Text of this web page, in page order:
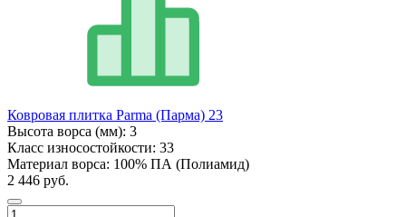
Ковровая плитка Parma (Парма) 23
Высота ворса (мм): 3
Класс износостойкости: 33
Материал ворса: 100% ПА (Полиамид)
2 446 руб.